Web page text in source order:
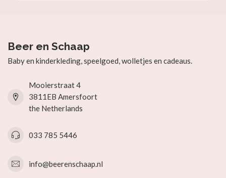
Beer en Schaap
Baby en kinderkleding, speelgoed, wolletjes en cadeaus.
Mooierstraat 4
3811EB Amersfoort
the Netherlands
033 785 5446
info@beerenschaap.nl